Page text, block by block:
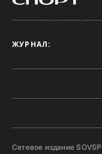
Произошла
ЖУРНАЛ:
Сетевое издание